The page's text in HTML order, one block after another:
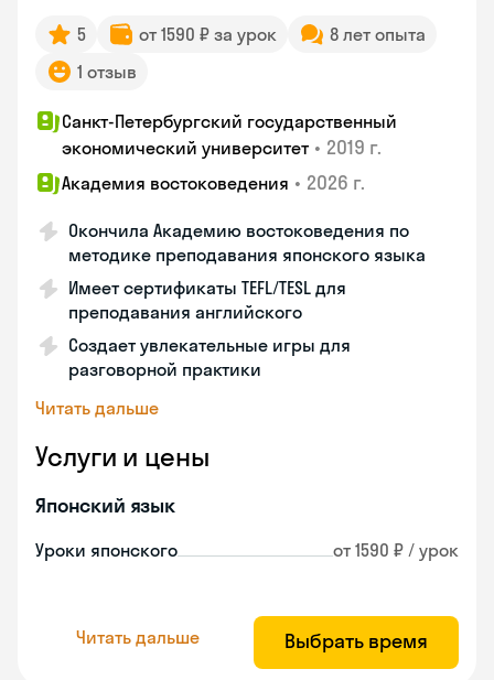
5 от 1590 ₽ за урок
8 лет опыта
1 отзыв
Санкт-Петербургский государственный
экономический университет • 2019 г.
Академия востоковедения • 2026 г.
Окончила Академию востоковедения по
методике преподавания японского языка
Имеет сертификаты TEFL/TESL для
преподавания английского
Создает увлекательные игры для
разговорной практики
Читать дальше
Услуги и цены
Японский язык
Уроки японского от 1590 ₽ / урок
Читать дальше Выбрать время